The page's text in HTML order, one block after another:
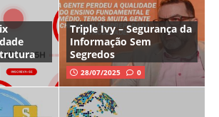
Triple Ivy – Segurança da
Informação Sem
Segredos
28/07/2025 0